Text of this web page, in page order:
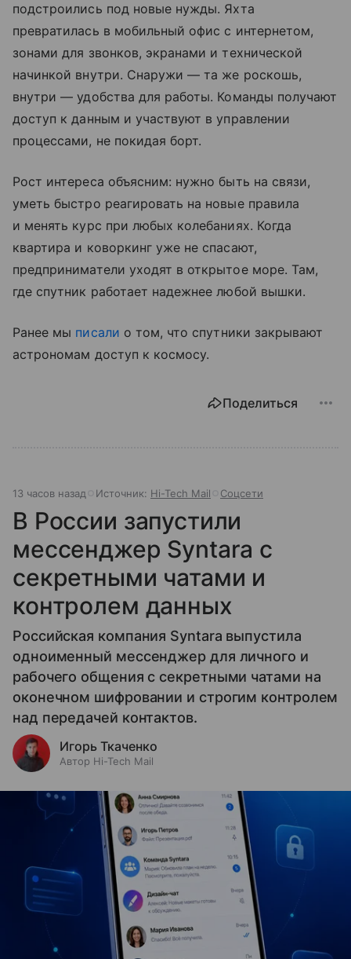
подстроились под новые нужды. Яхта
превратилась в мобильный офис с интернетом,
зонами для звонков, экранами и технической
начинкой внутри. Снаружи — та же роскошь,
внутри — удобства для работы. Команды получают
доступ к данным и участвуют в управлении
процессами, не покидая борт.
Рост интереса объясним: нужно быть на связи,
уметь быстро реагировать на новые правила
и менять курс при любых колебаниях. Когда
квартира и коворкинг уже не спасают,
предприниматели уходят в открытое море. Там,
где спутник работает надежнее любой вышки.
Ранее мы писали о том, что спутники закрывают
астрономам доступ к космосу.
Поделиться
13 часов назад Источник: Hi-Tech Mail Соцсети
В России запустили
мессенджер Syntara с
секретными чатами и
контролем данных
Российская компания Syntara выпустила
одноименный мессенджер для личного и
рабочего общения с секретными чатами на
оконечном шифровании и строгим контролем
над передачей контактов.
Игорь Ткаченко
Автор Hi-Tech Mail